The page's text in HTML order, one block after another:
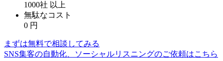
1000社 以上
無駄なコスト
0 円
まずは無料で相談してみる
SNS集客の自動化、ソーシャルリスニングのご依頼はこちら